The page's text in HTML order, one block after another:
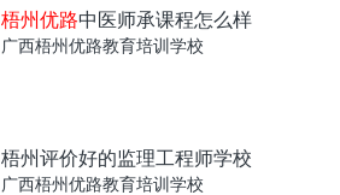
梧州优路中医师承课程怎么样
广西梧州优路教育培训学校
梧州评价好的监理工程师学校
广西梧州优路教育培训学校